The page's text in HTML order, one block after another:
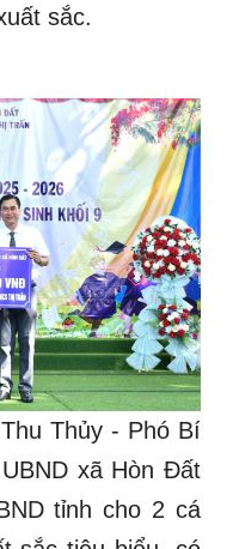
sắc.
Thủy - Phó Bí
xã Hòn Đất
tỉnh cho 2 cá